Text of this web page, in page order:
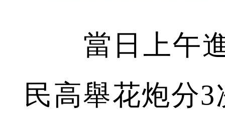
當日上午進
民高舉花炮分